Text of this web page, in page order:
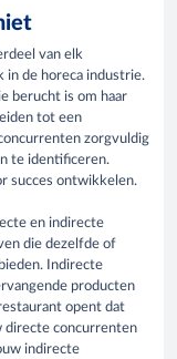
van elk
in de horeca industrie.
berucht is om haar
tot een
zorgvuldig
te identificeren.
succes ontwikkelen.
en indirecte
die dezelfde of
Indirecte
producten
opent dat
directe concurrenten
indirecte